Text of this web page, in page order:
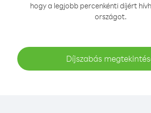
hogy a legjobb percenkénti díjért
országot.
Díjszabás